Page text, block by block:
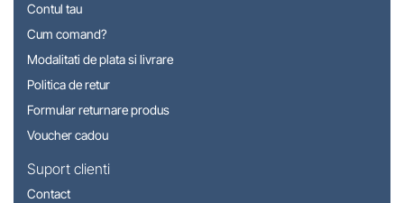
Contul tau
Cum comand?
Modalitati de plata si livrare
Politica de retur
Formular returnare produs
Voucher cadou
Suport clienti
Contact